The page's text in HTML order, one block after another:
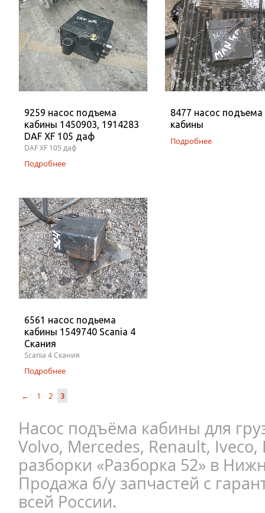
9259 насос подъема
кабины 1450903, 1914283
DAF XF 105 даф
DAF XF 105 даф
Подробнее
8477 насос подъема
кабины
Подробнее
6561 насос подьема
кабины 1549740 Scania 4
Скания
Scania 4 Скания
Подробнее
← 1 2 3
Насос подъёма кабины для
Volvo, Mercedes, Renault, Iveco,
разборки «Разборка 52» в
Продажа б/у запчастей с
всей России.